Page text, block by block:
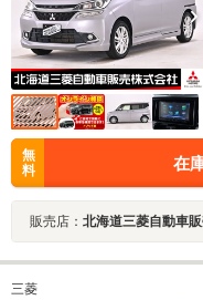
無
料
在
販売店： 北海道三菱自動車
三菱